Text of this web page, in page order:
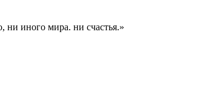
ни иного мира. ни счастья.»